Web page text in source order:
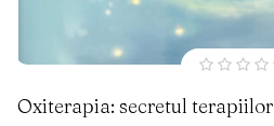
Oxiterapia: secretul